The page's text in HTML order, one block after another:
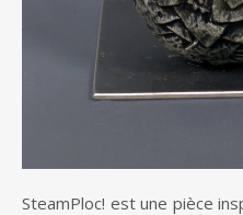
SteamPloc! est une pièce